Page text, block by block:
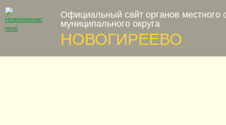
Официальный сайт органов местного
муниципального округа
НОВОГИРЕЕВО